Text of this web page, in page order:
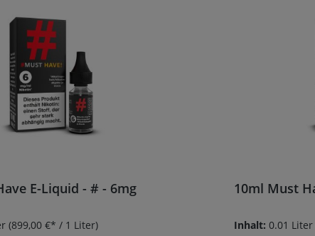
10ml Must Have E-Liquid - # - 6mg
(899,00 €* / 1 Liter) Inhalt: 0.01 Liter